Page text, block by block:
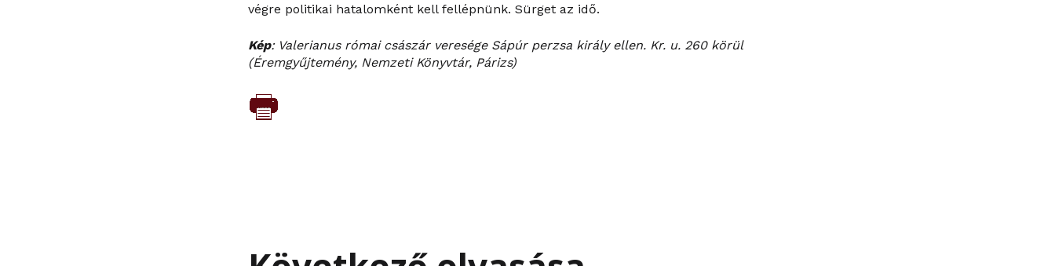
végre politikai hatalomként kell fellépnünk. Sürget az idő.
Kép: Valerianus római császár veresége Sápúr perzsa király ellen. Kr. u. 260 körül
(Éremgyűjtemény, Nemzeti Könyvtár, Párizs)